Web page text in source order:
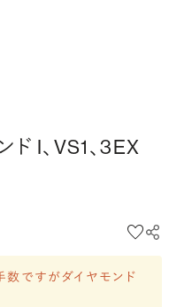
I、VS1、3EX
数ですがダイヤモンド